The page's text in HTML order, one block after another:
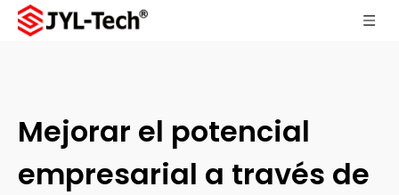
Mejorar el potencial
empresarial a través de